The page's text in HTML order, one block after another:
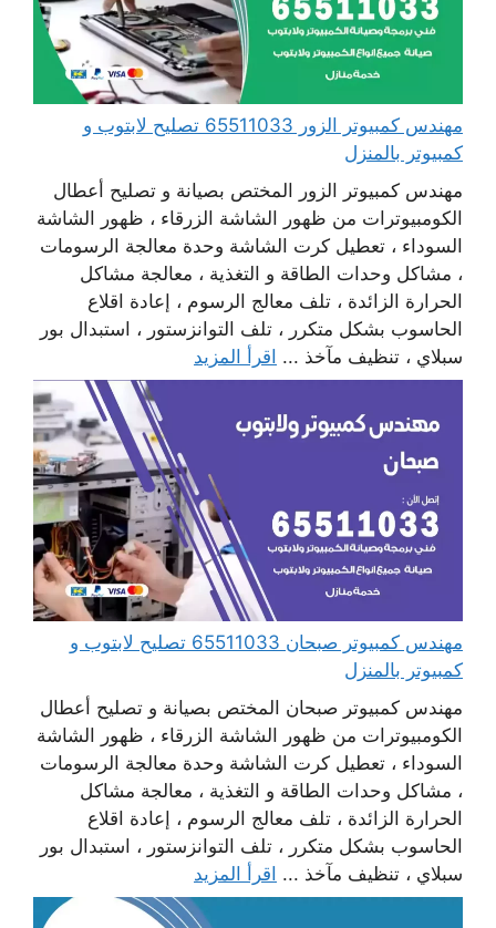
مهندس كمبيوتر الزور 65511033 تصليح لابتوب و
كمبيوتر بالمنزل
مهندس كمبيوتر الزور المختص بصيانة و تصليح أعطال
الكومبيوترات من ظهور الشاشة الزرقاء ، ظهور الشاشة
السوداء ، تعطيل كرت الشاشة وحدة معالجة الرسومات
، مشاكل وحدات الطاقة و التغذية ، معالجة مشاكل
الحرارة الزائدة ، تلف معالج الرسوم ، إعادة اقلاع
الحاسوب بشكل متكرر ، تلف التوانزستور ، استبدال بور
سبلاي ، تنظيف مآخذ ... اقرأ المزيد
مهندس كمبيوتر صبحان 65511033 تصليح لابتوب و
كمبيوتر بالمنزل
مهندس كمبيوتر صبحان المختص بصيانة و تصليح أعطال
الكومبيوترات من ظهور الشاشة الزرقاء ، ظهور الشاشة
السوداء ، تعطيل كرت الشاشة وحدة معالجة الرسومات
، مشاكل وحدات الطاقة و التغذية ، معالجة مشاكل
الحرارة الزائدة ، تلف معالج الرسوم ، إعادة اقلاع
الحاسوب بشكل متكرر ، تلف التوانزستور ، استبدال بور
سبلاي ، تنظيف مآخذ ... اقرأ المزيد